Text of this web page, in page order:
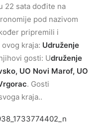
22 sata dođite na
pod nazivom
pripremili i
kraja: Udruženje
gosti: Udruženje
UO Novi Marof, UO
. Gosti
kraja..